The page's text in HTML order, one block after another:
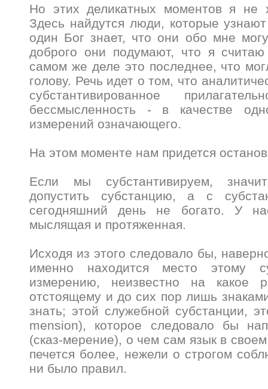
Но этих деликатных моментов я не
Здесь найдутся люди, которые
один Бог знает, что они обо мне
доброго они подумают, что я
самом же деле это последнее, что
голову. Речь идет о том, что
субстантивированное
бессмысленность - в качестве
измерений означающего.
На этом моменте нам придется
Если мы субстантивируем,
допустить субстанцию, а с
сегодняшний день не богато. У
мыслящая и протяженная.
Исходя из этого следовало бы,
именно находится место этому
измерению, неизвестно на какое
отстоящему и до сих пор лишь
знать; этой служебной субстанции,
mension), которое следовало бы
(сказ-мерение), о чем сам язык в
печется более, нежели о строгом
ни было правил.